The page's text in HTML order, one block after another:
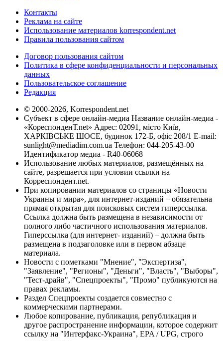
Контакты
Реклама на сайте
Использование материалов korrespondent.net
Правила пользования сайтом
Договор пользования сайтом
Политика в сфере конфиденциальности и персональных
данных
Пользовательское соглашение
Редакция
© 2000-2026, Korrespondent.net
Субъект в сфере онлайн-медиа Название онлайн-медиа -
«КореспонденТ.net» Адрес: 02091, місто Київ,
ХАРКІВСЬКЕ ШОСЕ, будинок 172-Б, офіс 208/1 E-mail:
sunlight@mediadim.com.ua Телефон: 044-205-43-00
Идентификатор медиа - R40-06068
Использование любых материалов, размещённых на
сайте, разрешается при условии ссылки на
Корреспондент.net.
При копировании материалов со страницы «Новости
Украины и мира», для интернет-изданий – обязательна
прямая открытая для поисковых систем гиперссылка.
Ссылка должна быть размещена в независимости от
полного либо частичного использования материалов.
Гиперссылка (для интернет- изданий) – должна быть
размещена в подзаголовке или в первом абзаце
материала.
Новости с пометками "Мнение", "Экспертиза",
"Заявление", "Регионы", "Деньги", "Власть", "Выборы",
"Тест-драйв", "Спецпроекты", "Промо" публикуются на
правах рекламы.
Раздел Спецпроекты создается совместно с
коммерческими партнерами.
Любое копирование, публикация, републикация и
другое распространение информации, которое содержит
ссылку на "Интерфакс-Украина", EPA / UPG, строго